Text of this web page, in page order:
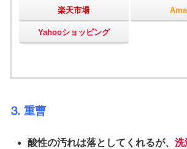
楽天市場
Yahooショッピング
⒊ 重曹
酸性の汚れは落としてくれるが、洗